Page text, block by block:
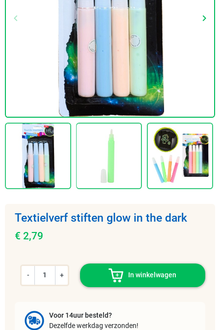
Vorige
keyboard_arrow_left keyboard_arrow_right
Textielverf stiften glow in the dark
€ 2,79
- + In winkelwagen
Voor 14uur besteld?
Dezelfde werkdag verzonden!